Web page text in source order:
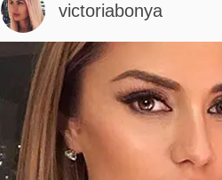
victoriabonya